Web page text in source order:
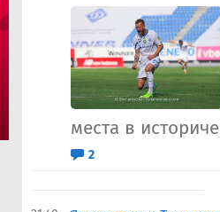
места в
2